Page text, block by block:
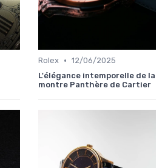
Rolex • 12/06/2025
L'élégance intemporelle de la
montre Panthère de Cartier